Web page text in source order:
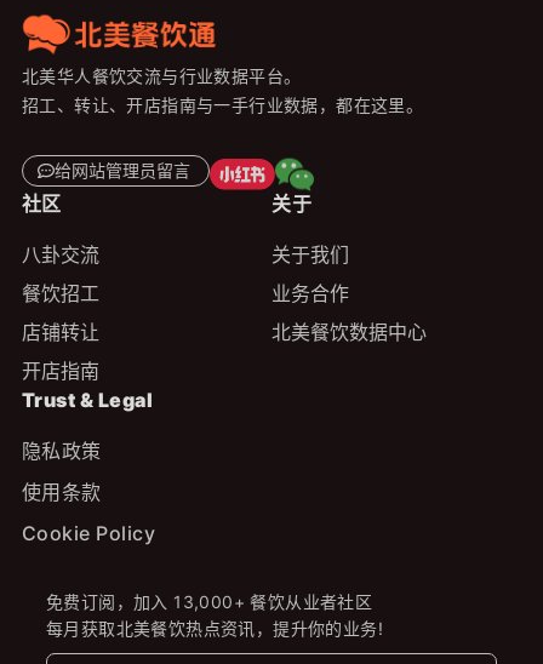
北美华人餐饮交流与行业数据平台。
招工、转让、开店指南与一手行业数据，都在这里。
给网站管理员留言
社区
八卦交流
餐饮招工
店铺转让
开店指南
关于
关于我们
业务合作
北美餐饮数据中心
Trust & Legal
隐私政策
使用条款
Cookie Policy
免费订阅，加入 13,000+ 餐饮从业者社区
每月获取北美餐饮热点资讯，提升你的业务!